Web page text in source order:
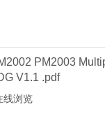
PM2003
V1.1 .pdf
线浏览